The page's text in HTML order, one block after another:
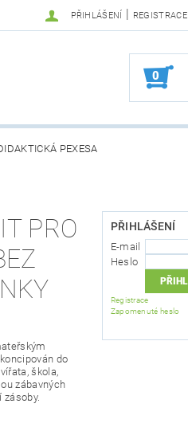
PŘIHLÁŠENÍ | REGISTRACE
0
PEXESA
ZVÝHODNĚNÉ BALÍČKY
PRO
do
škola,
zábavných
zásoby.
PŘIHLÁŠENÍ
E-mail
Heslo
Registrace
Zapomenuté heslo